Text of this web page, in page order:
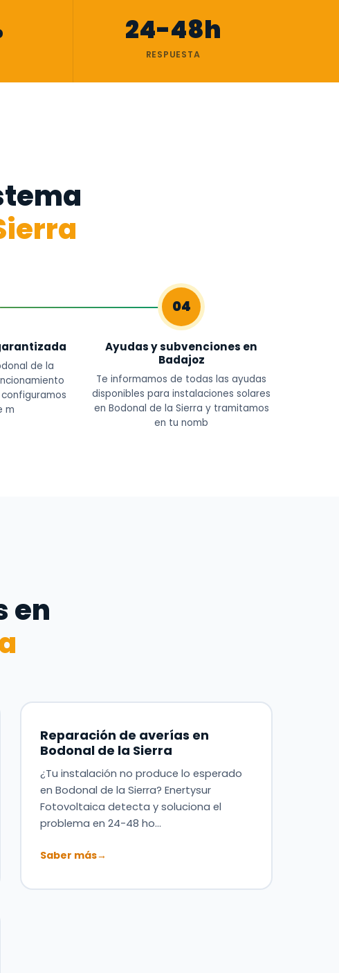
24-48h
RESPUESTA
de la
m
04
Ayudas y subvenciones en
Badajoz
Te informamos de todas las ayudas
disponibles para instalaciones solares
en Bodonal de la Sierra y tramitamos
en tu nomb
en
Reparación de averías en
Bodonal de la Sierra
¿Tu instalación no produce lo esperado
en Bodonal de la Sierra? Enertysur
Fotovoltaica detecta y soluciona el
problema en 24-48 ho…
Saber más→